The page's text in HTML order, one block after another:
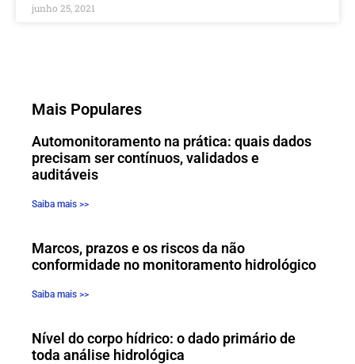
junho 25, 2021
Mais Populares
Automonitoramento na prática: quais dados
precisam ser contínuos, validados e
auditáveis
Saiba mais >>
Marcos, prazos e os riscos da não
conformidade no monitoramento hidrológico
Saiba mais >>
Nível do corpo hídrico: o dado primário de
toda análise hidrológica